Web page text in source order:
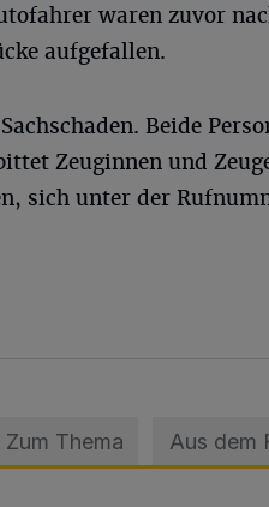
waren zuvor
aufgefallen.
Beide
Zeuginnen und
sich unter der
Zum Thema Aus dem